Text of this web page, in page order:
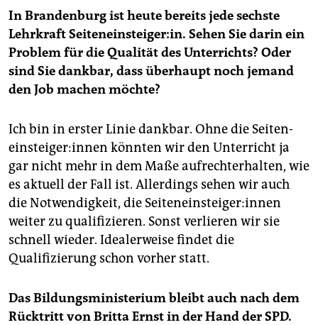
In Brandenburg ist heute bereits jede sechste
Lehrkraft Seiteneinsteiger:in. Sehen Sie darin ein
Problem für die Qualität des Unterrichts? Oder
sind Sie dankbar, dass überhaupt noch jemand
den Job machen möchte?
Ich bin in erster Linie dankbar. Ohne die Sei­ten­
ein­stei­ge­r:in­nen könnten wir den Unterricht ja
gar nicht mehr in dem Maße aufrechterhalten, wie
es aktuell der Fall ist. Allerdings sehen wir auch
die Notwendigkeit, die Sei­ten­ein­stei­ge­r:in­nen
weiter zu qualifizieren. Sonst verlieren wir sie
schnell wieder. Idealerweise findet die
Qualifizierung schon vorher statt.
Das Bildungsministerium bleibt auch nach dem
Rücktritt von Britta Ernst in der Hand der SPD.